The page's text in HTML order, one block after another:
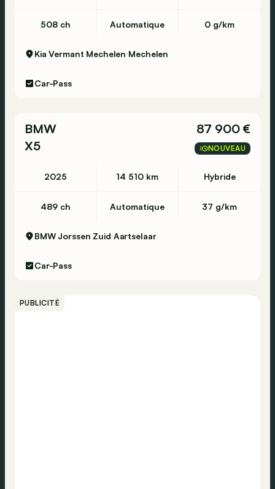
508 ch Automatique 0 g/km
Kia Vermant Mechelen Mechelen
Car-Pass
BMW
X5
87 900 €
NOUVEAU
2025 14 510 km Hybride
489 ch Automatique 37 g/km
BMW Jorssen Zuid Aartselaar
Car-Pass
PUBLICITÉ